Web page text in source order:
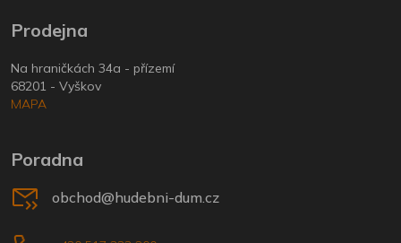
Prodejna
Na hraničkách 34a - přízemí
68201 - Vyškov
MAPA
Poradna
obchod@hudebni-dum.cz